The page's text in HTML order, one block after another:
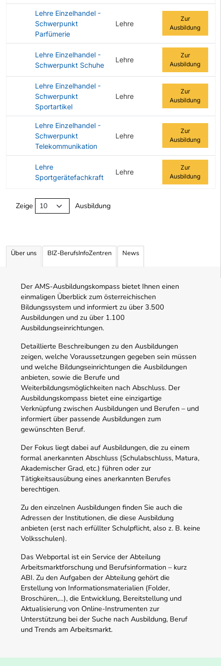
Lehre Einzelhandel -
Schwerpunkt
Parfümerie
Lehre
Zur
Ausbildung
Lehre Einzelhandel -
Schwerpunkt Schuhe
Lehre
Zur
Ausbildung
Lehre Einzelhandel -
Schwerpunkt
Sportartikel
Lehre
Zur
Ausbildung
Lehre Einzelhandel -
Schwerpunkt
Telekommunikation
Lehre
Zur
Ausbildung
Lehre
Sportgerätefachkraft
Lehre
Zur
Ausbildung
Zeige Ausbildung
Über uns BIZ-BerufsInfoZentren News
Der AMS-Ausbildungskompass bietet Ihnen einen
einmaligen Überblick zum österreichischen
Bildungssystem und informiert zu über 3.500
Ausbildungen und zu über 1.100
Ausbildungseinrichtungen.
Detaillierte Beschreibungen zu den Ausbildungen
zeigen, welche Voraussetzungen gegeben sein müssen
und welche Bildungseinrichtungen die Ausbildungen
anbieten, sowie die Berufe und
Weiterbildungsmöglichkeiten nach Abschluss. Der
Ausbildungskompass bietet eine einzigartige
Verknüpfung zwischen Ausbildungen und Berufen – und
informiert über passende Ausbildungen zum
gewünschten Beruf.
Der Fokus liegt dabei auf Ausbildungen, die zu einem
formal anerkannten Abschluss (Schulabschluss, Matura,
Akademischer Grad, etc.) führen oder zur
Tätigkeitsausübung eines anerkannten Berufes
berechtigen.
Zu den einzelnen Ausbildungen finden Sie auch die
Adressen der Institutionen, die diese Ausbildung
anbieten (erst nach erfüllter Schulpflicht, also z. B. keine
Volksschulen).
Das Webportal ist ein Service der Abteilung
Arbeitsmarktforschung und Berufsinformation – kurz
ABI. Zu den Aufgaben der Abteilung gehört die
Erstellung von Informationsmaterialien (Folder,
Broschüren,…), die Entwicklung, Bereitstellung und
Aktualisierung von Online-Instrumenten zur
Unterstützung bei der Suche nach Ausbildung, Beruf
und Trends am Arbeitsmarkt.